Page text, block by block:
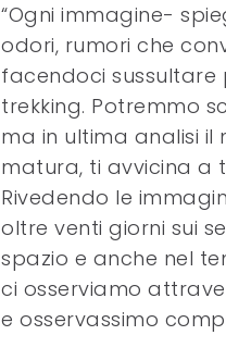
“Ogni immagine-
odori, rumori che
facendoci sussultare
trekking. Potremmo
ma in ultima analisi il
matura, ti avvicina a
Rivedendo le
oltre venti giorni sui
spazio e anche nel
ci osserviamo
e osservassimo